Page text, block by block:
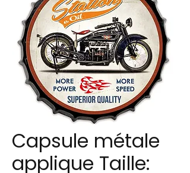
Capsule métale
applique Taille: